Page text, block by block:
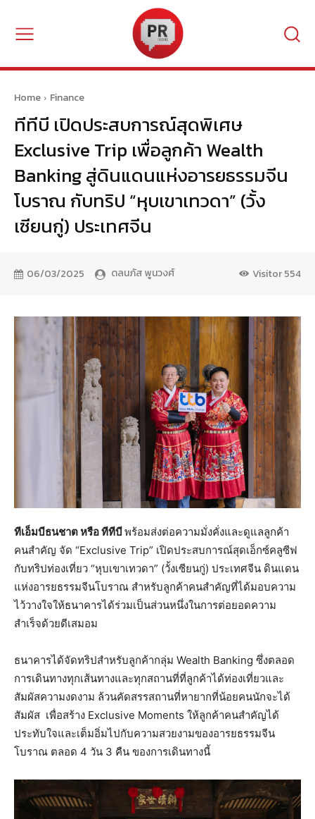
Home Finance
ทีทีบี เปิดประสบการณ์สุดพิเศษ
Exclusive Trip เพื่อลูกค้า Wealth
Banking สู่ดินแดนแห่งอารยธรรมจีน
โบราณ กับทริป “หุบเขาเทวดา” (วั้ง
เซียนกู่) ประเทศจีน
06/03/2025 ดลนภัส พูนวงศ์ Visitor554
ทีเอ็มบีธนชาต หรือ ทีทีบีพร้อมส่งต่อความมั่งคั่งและดูแลลูกค้า
คนสำคัญ จัด “Exclusive Trip” เปิดประสบการณ์สุดเอ็กซ์คลูซีฟ
กับทริปท่องเที่ยว “หุบเขาเทวดา” (วั้งเซียนกู่) ประเทศจีน ดินแดน
แห่งอารยธรรมจีนโบราณ สำหรับลูกค้าคนสำคัญที่ได้มอบความ
ไว้วางใจให้ธนาคารได้ร่วมเป็นส่วนหนึ่งในการต่อยอดความ
สำเร็จด้วยดีเสมอม
ธนาคารได้จัดทริปสำหรับลูกค้ากลุ่ม Wealth Banking ซึ่งตลอด
การเดินทางทุกเส้นทางและทุกสถานที่ที่ลูกค้าได้ท่องเที่ยวและ
สัมผัสความงดงาม ล้วนคัดสรรสถานที่หายากที่น้อยคนนักจะได้
สัมผัส เพื่อสร้าง Exclusive Moments ให้ลูกค้าคนสำคัญได้
ประทับใจและเต็มอิ่มไปกับความสวยงามของอารยธรรมจีน
โบราณ ตลอด 4 วัน 3 คืน ของการเดินทางนี้